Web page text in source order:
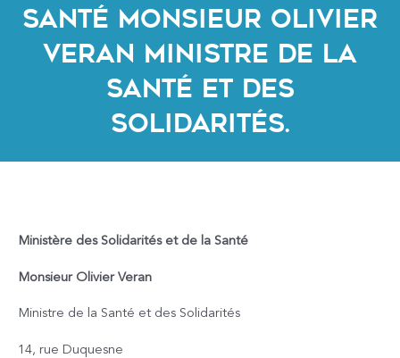
Santé Monsieur Olivier
Veran Ministre de la
Santé et des
Solidarités.
Ministère des Solidarités et de la Santé
Monsieur Olivier Veran
Ministre de la Santé et des Solidarités
14, rue Duquesne